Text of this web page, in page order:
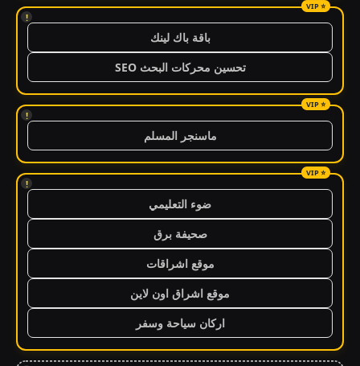
!
باقة باك لينك
تحسين محركات البحث SEO
!
ماسنجر المسلم
!
ضوء التعليمي
صحيفة برق
موقع اشراقات
موقع اشراق اون لاين
اركان سياحة وسفر